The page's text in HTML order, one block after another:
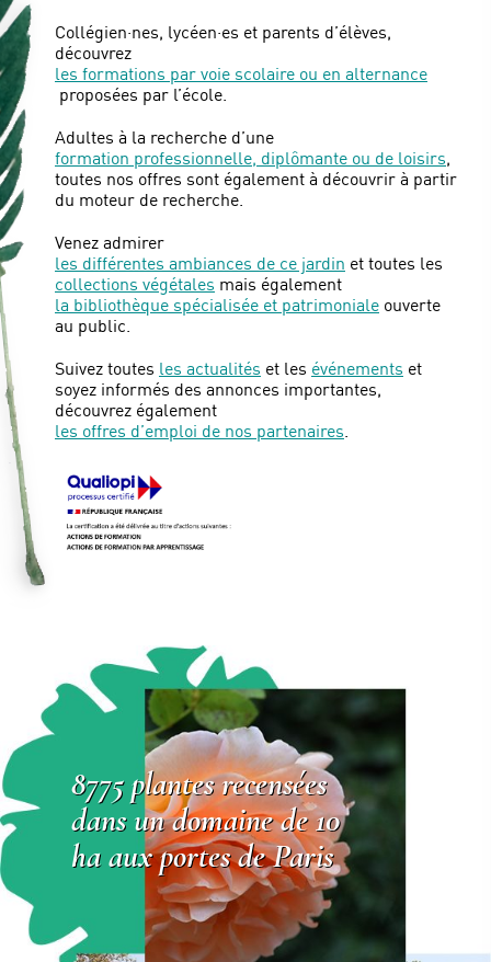
Collégien·nes, lycéen·es et parents d’élèves,
découvrez
les formations par voie scolaire ou en alternance
proposées par l’école.
Adultes à la recherche d’une
formation professionnelle, diplômante ou de loisirs,
toutes nos offres sont également à découvrir à partir
du moteur de recherche.
Venez admirer
les différentes ambiances de ce jardin et toutes les
collections végétales mais également
la bibliothèque spécialisée et patrimoniale ouverte
au public.
Suivez toutes les actualités et les événements et
soyez informés des annonces importantes,
découvrez également
les offres d’emploi de nos partenaires
8775 plantes recensées
dans un domaine de 10
ha aux portes de Paris